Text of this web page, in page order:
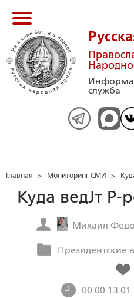
служба
Главная > Мониторинг СМИ >
Куда ведЈт
Михаил
Президентские
00:00